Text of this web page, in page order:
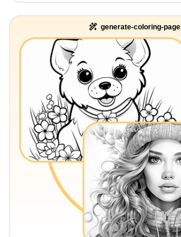
generate-coloring-page